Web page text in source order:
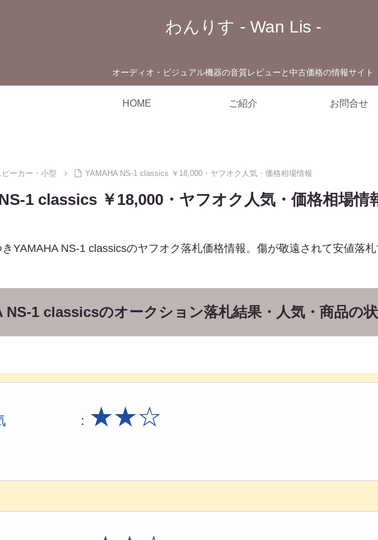
わんりす - Wan Lis -
オーディオ・ビジュアル機器の音質レビューと中古価格の情報サイト
HOME ご紹介 お問合せ
ピーカー・小型 YAMAHA NS-1 classics ￥18,000・ヤフオク人気・価格相場情報
1 classics ￥18,000・ヤフオク人気・価格相場情
YAMAHA NS-1 classicsのヤフオク落札価格情報。傷が敬遠されて安値落
NS-1 classicsのオークション落札結果・人気・商品の
気 ： ★★☆